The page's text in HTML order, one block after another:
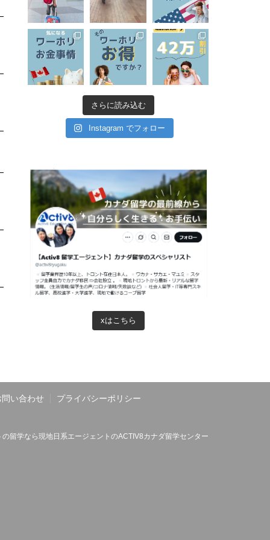
さらに読み込む
Instagram でフォロー
xはこちら
問い合わせ プライバシーポリシー
留学なら現地日系エージェントのACTIV8カナダ留学センター